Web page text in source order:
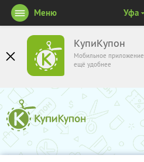
КупиКупон
Мобильное приложение
ещё удобнее
Меню Уфа